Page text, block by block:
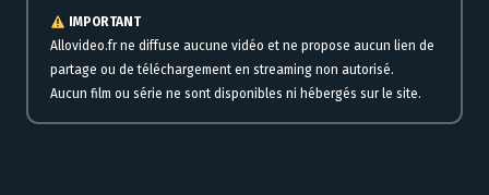
IMPORTANT
Allovideo.fr ne diffuse aucune vidéo et ne propose aucun lien de
partage ou de téléchargement en streaming non autorisé.
Aucun film ou série ne sont disponibles ni hébergés sur le site.